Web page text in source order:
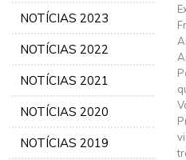
NOTÍCIAS 2023
NOTÍCIAS 2022
NOTÍCIAS 2021
NOTÍCIAS 2020
NOTÍCIAS 2019